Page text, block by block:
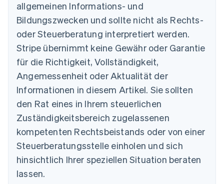
allgemeinen Informations- und
Bildungszwecken und sollte nicht als Rechts-
oder Steuerberatung interpretiert werden.
Stripe übernimmt keine Gewähr oder Garantie
für die Richtigkeit, Vollständigkeit,
Angemessenheit oder Aktualität der
Informationen in diesem Artikel. Sie sollten
den Rat eines in Ihrem steuerlichen
Zuständigkeitsbereich zugelassenen
kompetenten Rechtsbeistands oder von einer
Steuerberatungsstelle einholen und sich
hinsichtlich Ihrer speziellen Situation beraten
lassen.
Australien
English
Belgien
Nederlands Français DeutschEnglish
Brasilien
PortuguêsEnglish
English
Dänemark
English
Deutschland
Deutsch English
Estland
Festlandchina
简体中文English
Finnland
English